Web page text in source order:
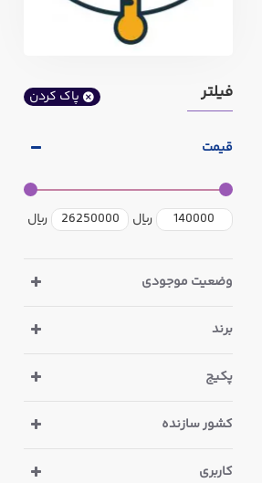
فیلتر پاک کردن
قیمت
ریال ریال
برند
کشور سازنده
پکیج
کاربری
وضعیت موجودی